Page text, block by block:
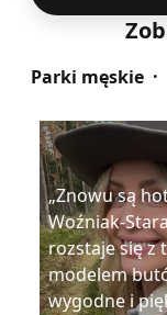
Parki męskie
„Znowu są
Woźniak-
rozstaje się z
modelem
wygodne i